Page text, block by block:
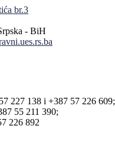
br.3
- BiH
227 138 i +387 57 226 609;
55 211 390;
226 892